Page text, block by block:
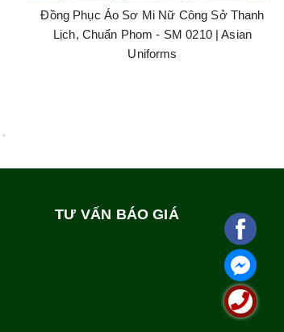
Đồng Phục Áo Sơ Mi Nữ Công Sở Thanh
Lịch, Chuẩn Phom - SM 0210 | Asian
Uniforms
TƯ VẤN BÁO GIÁ